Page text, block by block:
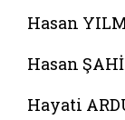
Hasan
Hasan
Hayati